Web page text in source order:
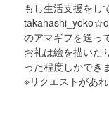
もし生活支援をし
のアマギフを送っ
お礼は絵を描いた
った程度しかでき
※リクエストがあ